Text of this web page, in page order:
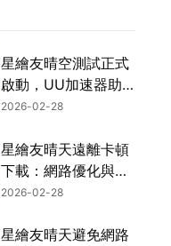
星繪友晴空測試正式
啟動，UU加速器助
你暢玩無阻！
2026-02-28
星繪友晴天遠離卡頓
下載：網路優化與
UU加速器使用攻
2026-02-28
星繪友晴天避免網路